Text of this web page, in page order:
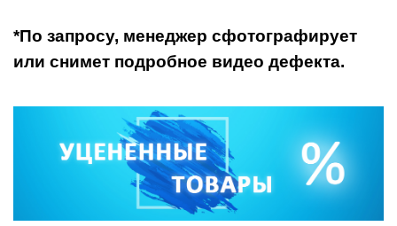
*По запросу, менеджер сфотографирует
или снимет подробное видео дефекта.